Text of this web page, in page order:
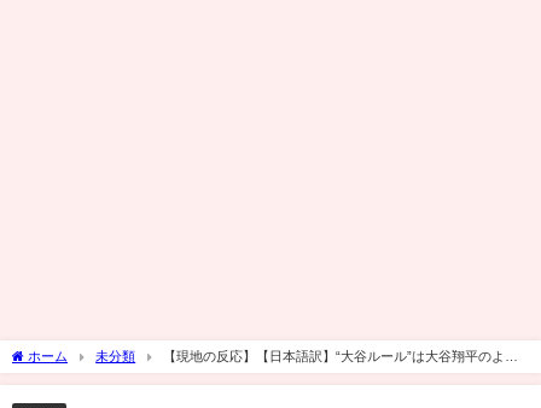
ホーム 未分類
【現地の反応】【日本語訳】“大谷ルール”は大谷翔平のよう
な「二刀流超スター」をもっと生み出すだろう！MLB解説者が“大谷ルール”を語る 3月